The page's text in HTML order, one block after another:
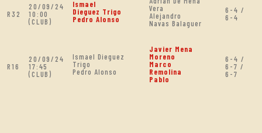
R32
20/09/24
10:00
(CLUB)
Ismael
Dieguez Trigo
Pedro Alonso
Vera
Alejandro
Navas Balaguer
6-4 /
6-4
R16
20/09/24
17:45
(CLUB)
Ismael Dieguez
Trigo
Pedro Alonso
Javier Mena
Moreno
Marco
Remolina
Pablo
6-4 /
6-7 /
6-7